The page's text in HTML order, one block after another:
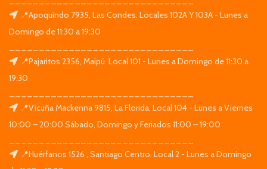
📍Apoquindo 7935, Las Condes. Locales 102A Y 103A - Lunes a
Domingo de 11:30 a 19:30
📍Pajaritos 2356, Maipú. Local 101 - Lunes a Domingo de 11:30 a
19:30
📍Vicuña Mackenna 9815, La Florida. Local 104 - Lunes a Viernes
10:00 – 20:00 Sábado, Domingo y Feriados 11:00 – 19:00
📍Huérfanos 1526 , Santiago Centro. Local 2 - Lunes a Domingo